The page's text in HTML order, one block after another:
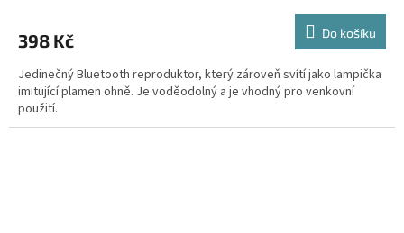
398 Kč Do košíku
Jedinečný Bluetooth reproduktor, který zároveň svítí jako lampička
imitující plamen ohně. Je voděodolný a je vhodný pro venkovní
použití.